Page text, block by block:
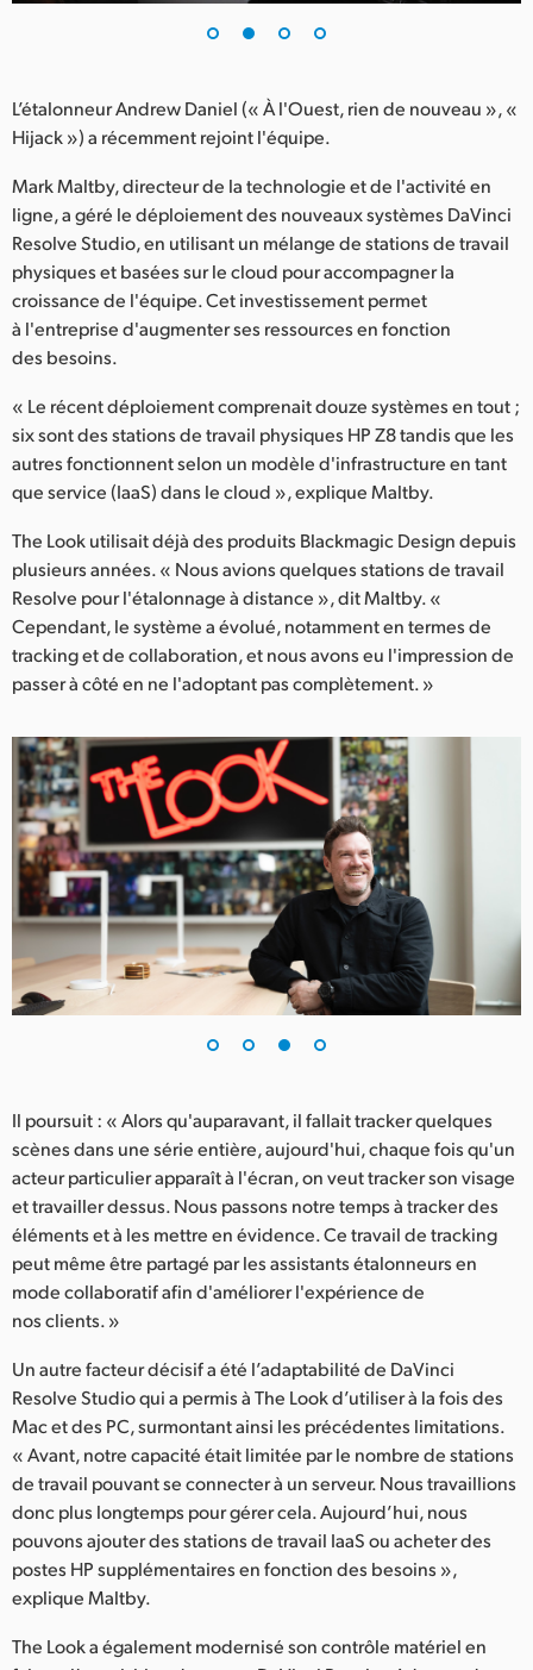
UAE
Ukraine
United Kingdom
United States
L’étalonneur Andrew Daniel (« À l'Ouest, rien de nouveau », «
Hijack ») a récemment rejoint l'équipe.
Mark Maltby, directeur de la technologie et de l'activité en
ligne, a géré le déploiement des nouveaux systèmes DaVinci
Resolve Studio, en utilisant un mélange de stations de travail
physiques et basées sur le cloud pour accompagner la
croissance de l'équipe. Cet investissement permet
à l'entreprise d'augmenter ses ressources en fonction
des besoins.
« Le récent déploiement comprenait douze systèmes en tout ;
six sont des stations de travail physiques HP Z8 tandis que les
autres fonctionnent selon un modèle d'infrastructure en tant
que service (IaaS) dans le cloud », explique Maltby.
The Look utilisait déjà des produits Blackmagic Design depuis
plusieurs années. « Nous avions quelques stations de travail
Resolve pour l'étalonnage à distance », dit Maltby. «
Cependant, le système a évolué, notamment en termes de
tracking et de collaboration, et nous avons eu l'impression de
passer à côté en ne l'adoptant pas complètement. »
Il poursuit : « Alors qu'auparavant, il fallait tracker quelques
scènes dans une série entière, aujourd'hui, chaque fois qu'un
acteur particulier apparaît à l'écran, on veut tracker son visage
et travailler dessus. Nous passons notre temps à tracker des
éléments et à les mettre en évidence. Ce travail de tracking
peut même être partagé par les assistants étalonneurs en
mode collaboratif afin d'améliorer l'expérience de
nos clients. »
Un autre facteur décisif a été l’adaptabilité de DaVinci
Resolve Studio qui a permis à The Look d’utiliser à la fois des
Mac et des PC, surmontant ainsi les précédentes limitations.
« Avant, notre capacité était limitée par le nombre de stations
de travail pouvant se connecter à un serveur. Nous travaillions
donc plus longtemps pour gérer cela. Aujourd’hui, nous
pouvons ajouter des stations de travail IaaS ou acheter des
postes HP supplémentaires en fonction des besoins »,
explique Maltby.
The Look a également modernisé son contrôle matériel en